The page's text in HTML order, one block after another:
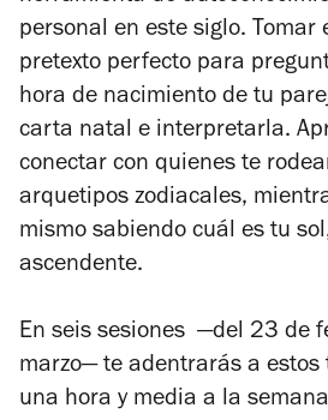
personal en este siglo. Tomar
pretexto perfecto para
hora de nacimiento de tu
carta natal e interpretarla.
conectar con quienes te
arquetipos zodiacales,
mismo sabiendo cuál es tu
ascendente.
En seis sesiones —del 23 de
marzo— te adentrarás a
una hora y media a la